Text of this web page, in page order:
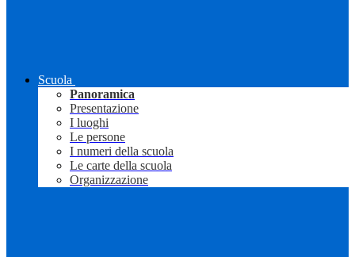
Scuola
Panoramica
Presentazione
I luoghi
Le persone
I numeri della scuola
Le carte della scuola
Organizzazione